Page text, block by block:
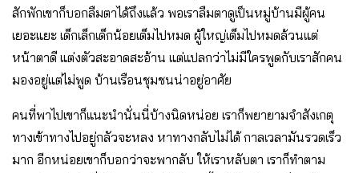
สักพักเขาก็บอกลืมตาได้ถึงแล้ว พอเราลืมตาดูเป็นหมู่บ้านมีผู้คน
เยอะแยะ เด็กเล็กเด็กน้อยเต็มไปหมด ผู้ใหญ่เต็มไปหมดล้วนแต่
หน้าตาดี แต่งตัวสะอาดสะอ้าน แต่แปลกว่าไม่มีใครพูดกับเราสักคน
มองอยู่แต่ไม่พูด บ้านเรือนชุมชนน่าอยู่อาศัย
คนที่พาไปเขาก็แนะนำนั่นนี่บ้างนิดหน่อย เราก็พยายามจำสังเกตุ
ทางเข้าทางไปอยู่กลัวจะหลง หาทางกลับไม่ได้ กาลเวลามันรวดเร็ว
มาก อีกหน่อยเขาก็บอกว่าจะพากลับ ให้เราหลับตา เราก็ทำตาม